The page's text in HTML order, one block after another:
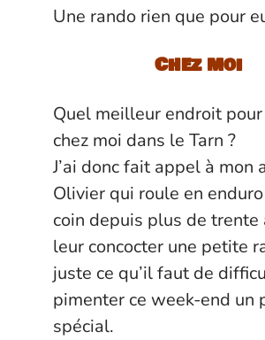
Une rando rien que pour
Chez moi
Quel meilleur endroit
chez moi dans le Tarn ?
J’ai donc fait appel à mon
Olivier qui roule en
coin depuis plus de trente
leur concocter une petite
juste ce qu’il faut de
pimenter ce week-end un
spécial.